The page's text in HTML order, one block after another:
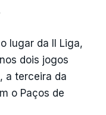
lugar da II Liga,
dois jogos
a terceira da
o Paços de